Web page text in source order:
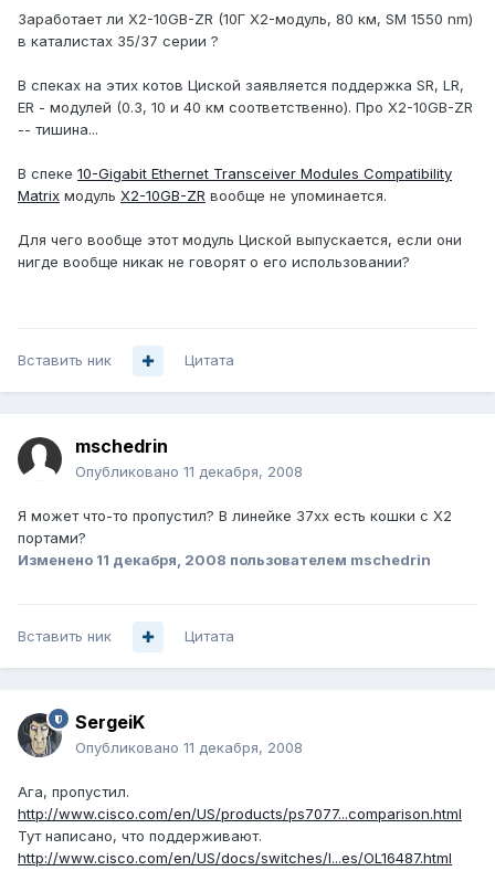
Заработает ли X2-10GB-ZR (10Г X2-модуль, 80 км, SM 1550 nm)
в каталистах 35/37 серии ?
В спеках на этих котов Циской заявляется поддержка SR, LR,
ER - модулей (0.3, 10 и 40 км соответственно). Про X2-10GB-ZR
-- тишина...
В спеке 10-Gigabit Ethernet Transceiver Modules Compatibility
Matrix модуль X2-10GB-ZR вообще не упоминается.
Для чего вообще этот модуль Циской выпускается, если они
нигде вообще никак не говорят о его использовании?
Вставить ник Цитата
mschedrin
Опубликовано 11 декабря, 2008
Я может что-то пропустил? В линейке 37хх есть кошки с X2
портами?
Изменено 11 декабря, 2008 пользователем mschedrin
Вставить ник Цитата
SergeiK
Опубликовано 11 декабря, 2008
Ага, пропустил.
http://www.cisco.com/en/US/products/ps7077...comparison.html
Тут написано, что поддерживают.
http://www.cisco.com/en/US/docs/switches/l...es/OL16487.html